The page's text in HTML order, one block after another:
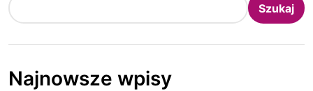
Szukaj
Najnowsze wpisy